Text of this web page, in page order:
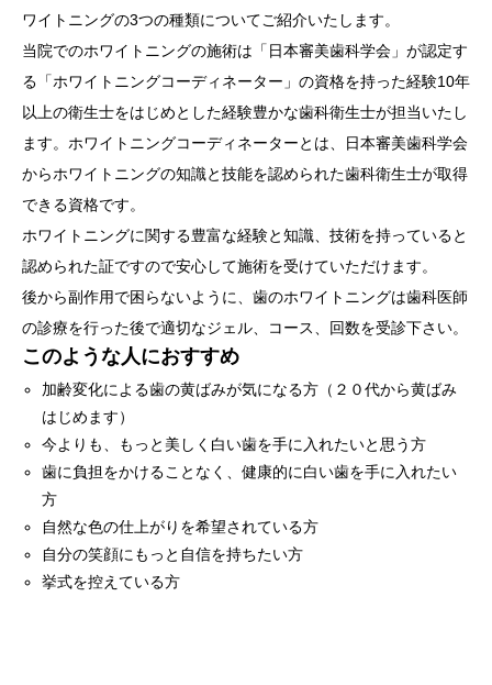
ワイトニングの3つの種類についてご紹介いたします。
当院でのホワイトニングの施術は「日本審美歯科学会」が認定す
る「ホワイトニングコーディネーター」の資格を持った経験10年
以上の衛生士をはじめとした経験豊かな歯科衛生士が担当いたし
ます。 ホワイトニングコーディネーターとは、日本審美歯科学会
からホワイトニングの知識と技能を認められた歯科衛生士が取得
できる資格です。
ホワイトニングに関する豊富な経験と知識、技術を持っていると
認められた証ですので安心して施術を受けていただけます。
後から副作用で困らないように、歯のホワイトニングは歯科医師
の診療を行った後で適切なジェル、コース、回数を受診下さい。
このような人におすすめ
加齢変化による歯の黄ばみが気になる方（２０代から黄ばみ
はじめます）
今よりも、もっと美しく白い歯を手に入れたいと思う方
歯に負担をかけることなく、健康的に白い歯を手に入れたい
方
自然な色の仕上がりを希望されている方
自分の笑顔にもっと自信を持ちたい方
挙式を控えている方